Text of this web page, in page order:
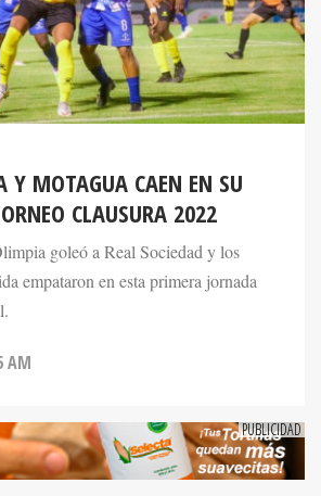
Y MOTAGUA CAEN EN SU
CLAUSURA 2022
goleó a Real Sociedad y los
empataron en esta primera jornada